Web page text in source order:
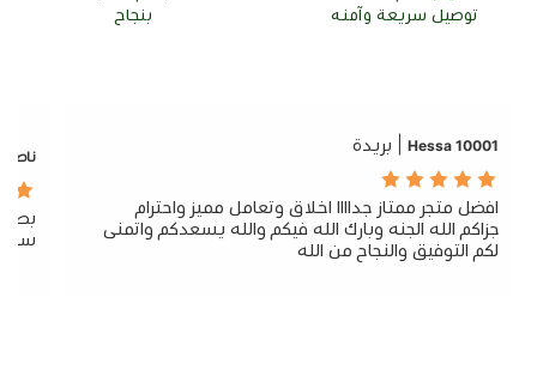
توصيل سريعة وآمنه
بنجاح
10001 Hessa | بريدة
افضل متجر ممتاز جداااا اخلاق وتعامل مميز واحترام
جزاكم الله الجنه وبارك الله فيكم والله يسعدكم واتمنى
لكم التوفيق والنجاح من الله
ناصر